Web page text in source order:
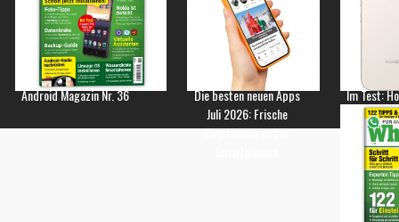
Android Magazin Nr. 36
Die besten neuen Apps
Juli 2026: Frische
Empfehlungen für
Im Test: